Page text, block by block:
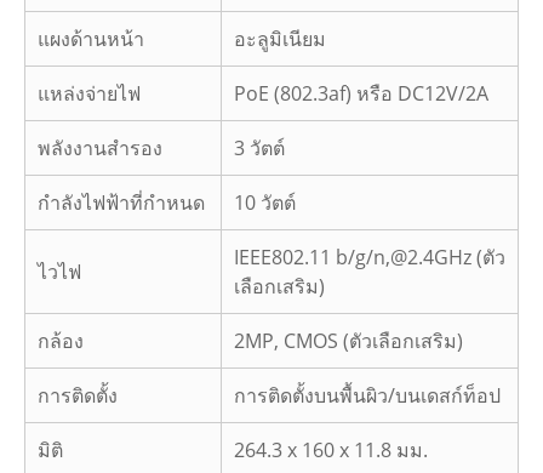
แผงด้านหน้า อะลูมิเนียม
แหล่งจ่ายไฟ PoE (802.3af) หรือ DC12V/2A
พลังงานสำรอง 3 วัตต์
กำลังไฟฟ้าที่กำหนด 10 วัตต์
ไวไฟ
IEEE802.11 b/g/n,@2.4GHz (ตัว
เลือกเสริม)
กล้อง 2MP, CMOS (ตัวเลือกเสริม)
การติดตั้ง การติดตั้งบนพื้นผิว/บนเดสก์ท็อป
มิติ 264.3 x 160 x 11.8 มม.